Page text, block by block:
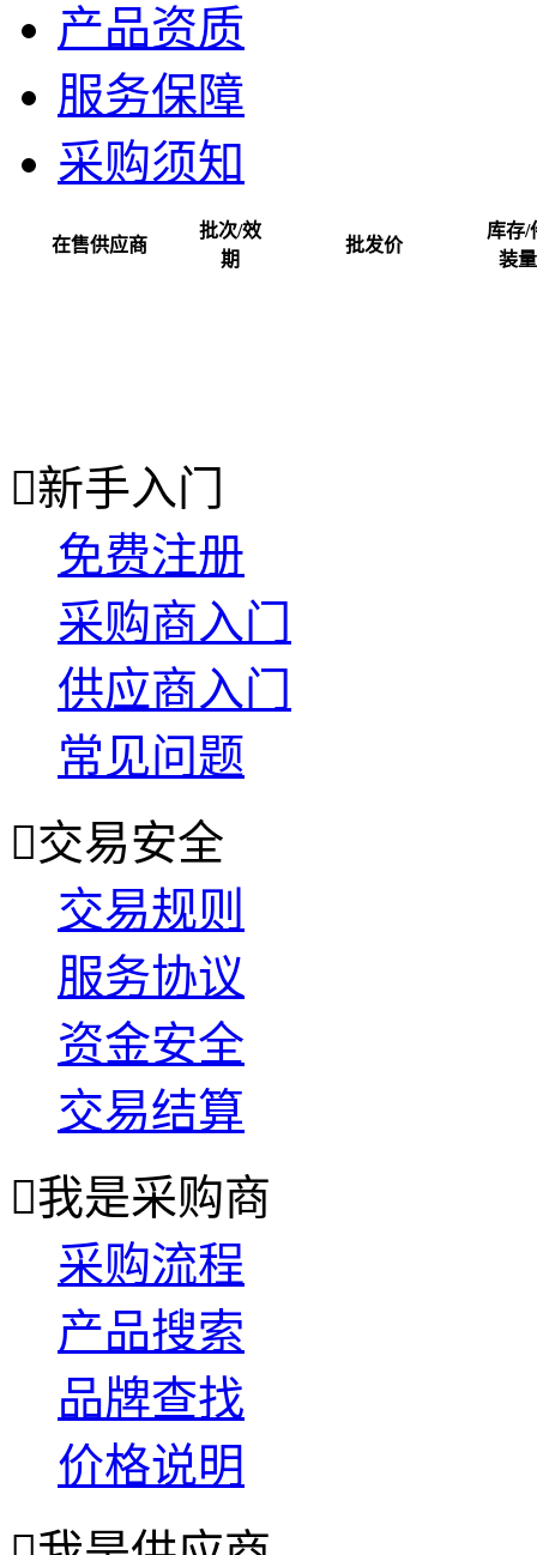
产品资质
服务保障
采购须知
在售供应商
批次/效
期
批发价
库存/
装量
新手入门
免费注册
采购商入门
供应商入门
常见问题
交易安全
交易规则
服务协议
资金安全
交易结算
我是采购商
采购流程
产品搜索
品牌查找
价格说明